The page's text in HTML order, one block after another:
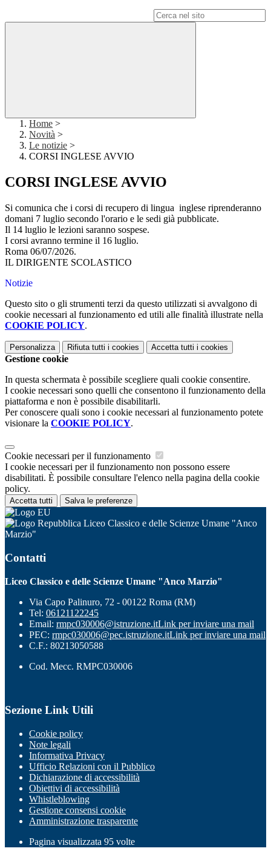
Home >
Novità >
Le notizie >
CORSI INGLESE AVVIO
CORSI INGLESE AVVIO
Si comunica che i corsi di recupero di lingua inglese riprenderanno
domani 7 luglio secondo l'orario e le sedi già pubblicate.
Il 14 luglio le lezioni saranno sospese.
I corsi avranno termine il 16 luglio.
Roma 06/07/2026.
IL DIRIGENTE SCOLASTICO
Notizie
Questo sito o gli strumenti terzi da questo utilizzati si avvalgono di
cookie necessari al funzionamento ed utili alle finalità illustrate nella
COOKIE POLICY.
Personalizza Rifiuta tutti i cookies Accetta tutti i cookies
Gestione cookie
In questa schermata è possibile scegliere quali cookie consentire.
I cookie necessari sono quelli che consentono il funzionamento della
piattaforma e non è possibile disabilitarli.
Per conoscere quali sono i cookie necessari al funzionamento potete
visionare la COOKIE POLICY.
Cookie necessari per il funzionamento
I cookie necessari per il funzionamento non possono essere
disabilitati. È possibile consultare l'elenco nella pagina della cookie
policy.
Accetta tutti Salva le preferenze
Liceo Classico e delle Scienze Umane "Anco
Marzio"
Contatti
Liceo Classico e delle Scienze Umane "Anco Marzio"
Via Capo Palinuro, 72 - 00122 Roma (RM)
Tel: 06121122245
Email: rmpc030006@istruzione.itLink per inviare una mail
PEC: rmpc030006@pec.istruzione.itLink per inviare una mail
C.F.: 80213050588
Cod. Mecc. RMPC030006
Sezione Link Utili
Cookie policy
Note legali
Informativa Privacy
Ufficio Relazioni con il Pubblico
Dichiarazione di accessibilità
Obiettivi di accessibilità
Whistleblowing
Gestione consensi cookie
Amministrazione trasparente
Pagina visualizzata 95 volte